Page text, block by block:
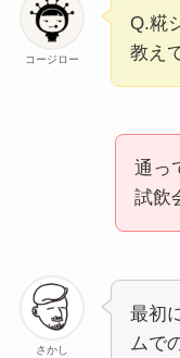
コージロー
Q.糀
教え
通っ
試飲
さかし
最初
ムで